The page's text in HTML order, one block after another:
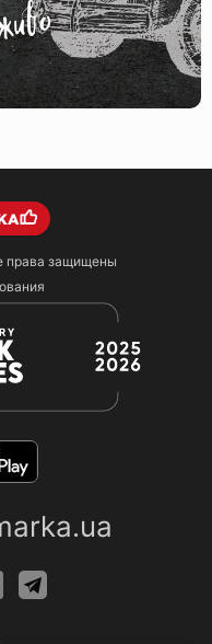
права защищены